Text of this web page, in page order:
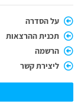
על הסדרה
תכנית ההרצאות
הרשמה
ליצירת קשר